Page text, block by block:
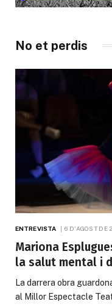
No et perdis
ENTREVISTA 6 D'AGOST DE
Mariona
la salut mental i
La darrera obra
al Millor Espectacle